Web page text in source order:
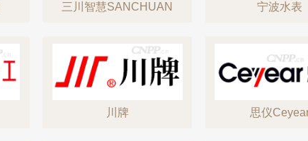
三川智慧SANCHUAN 宁波水表
川牌 思仪